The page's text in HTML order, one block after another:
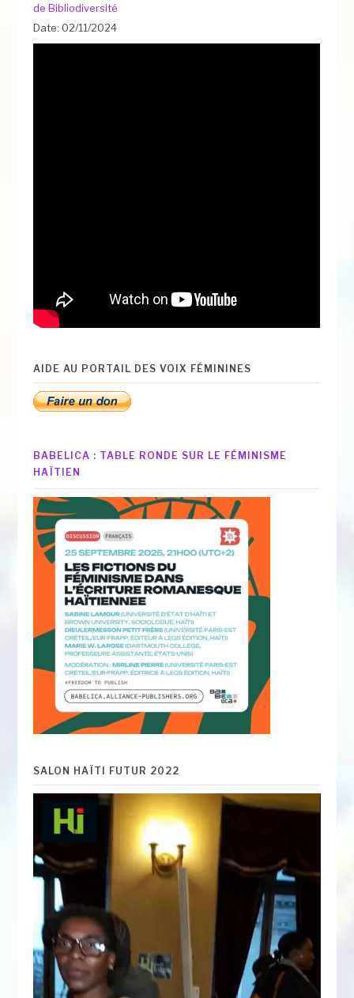
de Bibliodiversité
Date: 02/11/2024
AIDE AU PORTAIL DES VOIX FÉMININES
BABELICA : TABLE RONDE SUR LE FÉMINISME
HAÏTIEN
SALON HAÏTI FUTUR 2022